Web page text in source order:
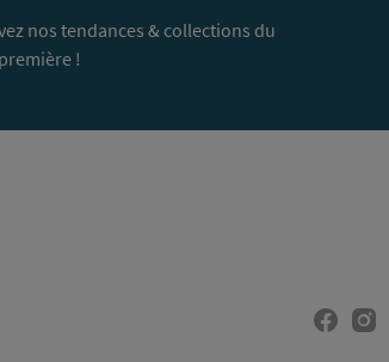
nos tendances & collections du
!